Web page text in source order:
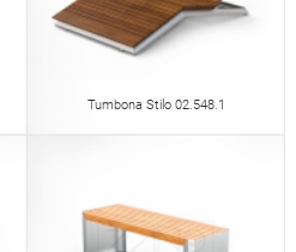
Tumbona Stilo 02.548.1